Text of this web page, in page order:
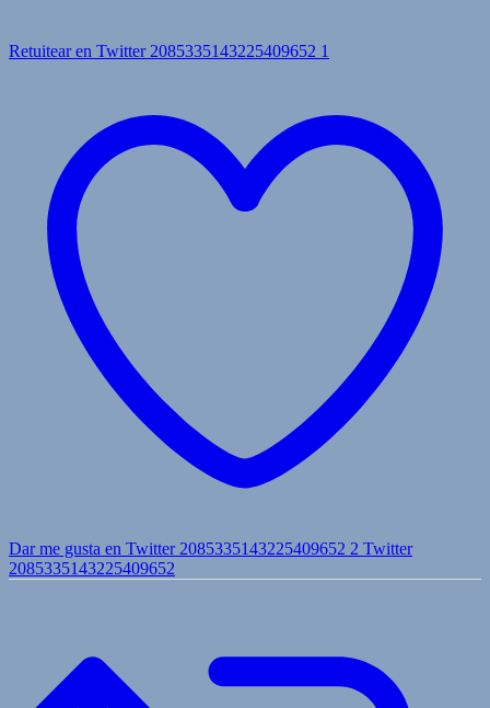
Retuitear en Twitter 2085335143225409652 1
Dar me gusta en Twitter 2085335143225409652 2 Twitter
2085335143225409652